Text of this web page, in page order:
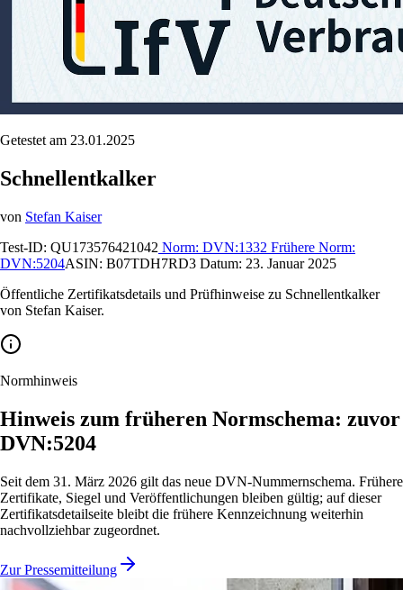
Getestet am 23.01.2025
Schnellentkalker
von Stefan Kaiser
Test-ID: QU173576421042 Norm: DVN:1332 Frühere Norm:
DVN:5204ASIN: B07TDH7RD3 Datum: 23. Januar 2025
Öffentliche Zertifikatsdetails und Prüfhinweise zu Schnellentkalker
von Stefan Kaiser.
Normhinweis
Hinweis zum früheren Normschema: zuvor
DVN:5204
Seit dem 31. März 2026 gilt das neue DVN-Nummernschema. Frühere
Zertifikate, Siegel und Veröffentlichungen bleiben gültig; auf dieser
Zertifikatsdetailseite bleibt die frühere Kennzeichnung weiterhin
nachvollziehbar zugeordnet.
Zur Pressemitteilung